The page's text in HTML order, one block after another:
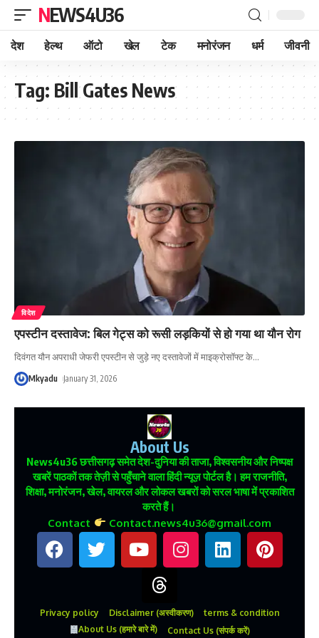
NEWS4U36
देश हेल्थ ऑटो खेल टेक मनोरंजन धर्म जीवनी
Tag: Bill Gates News
विदेश
एपस्टीन दस्तावेज: बिल गेट्स को रूसी लड़कियों से हो गया था यौन रोग
दिवंगत यौन अपराधी जेफरी एपस्टीन से जुड़े नए दस्तावेजों में माइक्रोसॉफ्ट के…
Mkyadu January 31, 2026
About Us
News4u36छत्तीसगढ़ समेत देश-दुनिया की ताजा, विश्वसनीय और निष्पक्ष
खबरें पाठकों तक तेज़ी से पहुँचाने वाला हिंदी न्यूज़ पोर्टल है। हम राजनीति,
शिक्षा, मनोरंजन, खेल, वायरल और लोकल खबरों को सरल भाषा में प्रकाशित
करते हैं।
Contact Contact.news4u36@gmail.com
Privacy policy Disclaimer (अस्वीकरण)
terms & condition
About Us (हमारे बारे में)
Contact Us (संपर्क करें)